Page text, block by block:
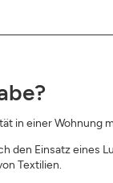
in einer Wohnung
den Einsatz eines
Textilien.